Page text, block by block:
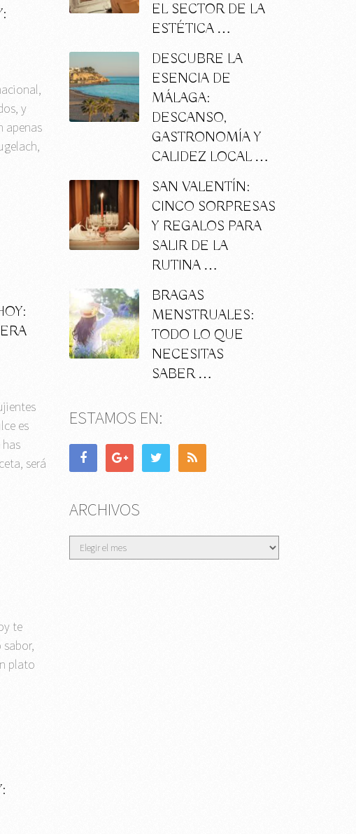
y
apenas
es
será
te
plato
EL SECTOR DE LA
ESTÉTICA …
DESCUBRE LA
ESENCIA DE
MÁLAGA:
DESCANSO,
GASTRONOMÍA Y
CALIDEZ LOCAL …
SAN VALENTÍN:
CINCO SORPRESAS
Y REGALOS PARA
SALIR DE LA
RUTINA …
BRAGAS
MENSTRUALES:
TODO LO QUE
NECESITAS
SABER …
ESTAMOS EN:
ARCHIVOS
Archivos